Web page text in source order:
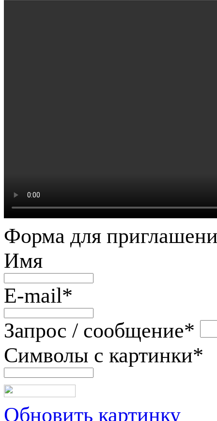
Форма для
Имя
E-mail*
Запрос / сообщение*
Символы с картинки*
Обновить картинку